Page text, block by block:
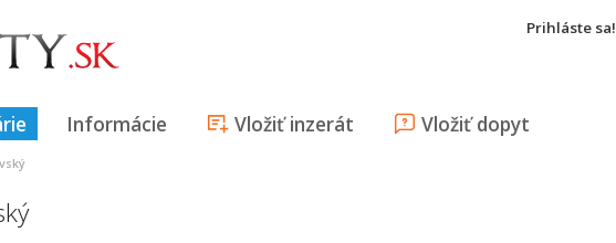
Prihláste sa!
Informácie Vložiť inzerát Vložiť dopyt